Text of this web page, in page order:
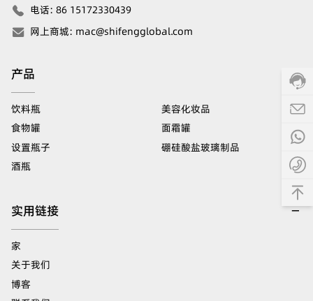
电话: 86 15172330439
网上商城: mac@shifengglobal.com
产品
饮料瓶
食物罐
设置瓶子
酒瓶
美容化妆品
面霜罐
硼硅酸盐玻璃制品
实用链接
家
关于我们
博客